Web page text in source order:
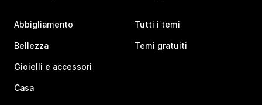
Abbigliamento
Bellezza
Gioielli e accessori
Casa
Tutti i temi
Temi gratuiti